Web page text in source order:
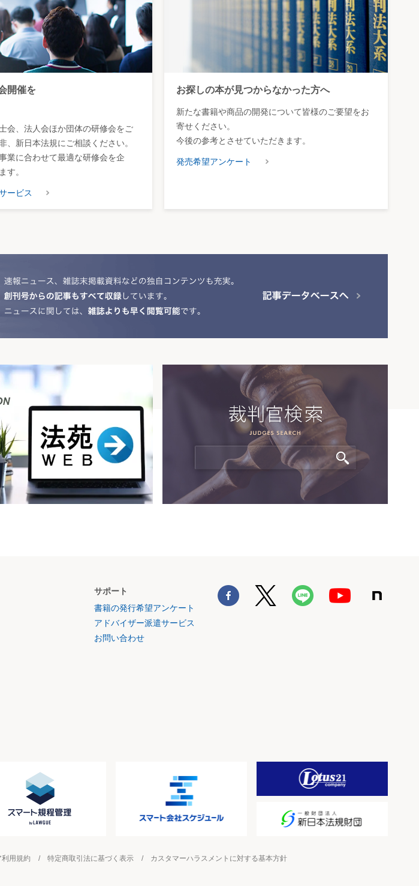
開催を
会、法人会ほか団体の研修会をご
、新日本法規にご相談ください。
業に合わせて最適な研修会を企
す。
ービス
お探しの本が見つからなかった方へ
新たな書籍や商品の開発について皆様のご要望をお
寄せください。
今後の参考とさせていただきます。
発売希望アンケート
サポート
書籍の発行希望アンケート
アドバイザー派遣サービス
お問い合わせ
用規約 特定商取引法に基づく表示
カスタマーハラスメントに対する基本方針